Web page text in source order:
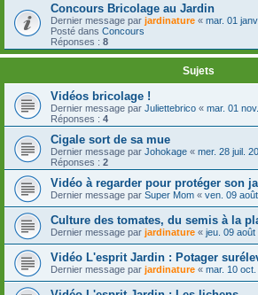
Concours Bricolage au Jardin
Dernier message par jardinature « mar. 01
Posté dans Concours
Réponses : 8
Sujets
Vidéos bricolage !
Dernier message par Juliettebrico « mar. 01
Réponses : 4
Cigale sort de sa mue
Dernier message par Johokage « mer. 28 juil.
Réponses : 2
Vidéo à regarder pour protéger son
Dernier message par Super Mom « ven. 09
Culture des tomates, du semis à la
Dernier message par jardinature « jeu. 09
Vidéo L'esprit Jardin : Potager
Dernier message par jardinature « mar. 10